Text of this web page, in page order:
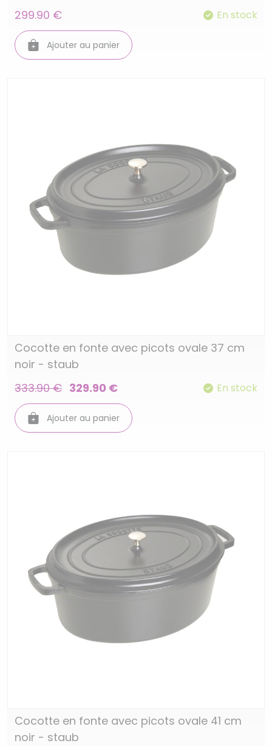
299.90 €
En stock
Ajouter au panier
Cocotte en fonte avec picots ovale 37 cm
noir - staub
333.90 € 329.90 € En stock
Ajouter au panier
Cocotte en fonte avec picots ovale 41 cm
noir - staub